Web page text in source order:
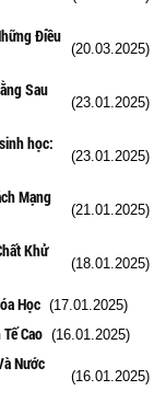
Điều
(20.03.2025)
Sau
(23.01.2025)
học:
(23.01.2025)
Mạng
(21.01.2025)
Khử
(18.01.2025)
Học (17.01.2025)
Cao (16.01.2025)
Nước
(16.01.2025)